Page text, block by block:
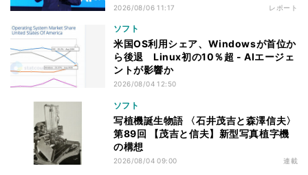
2026/08/06 11:17 レポート
ソフト
米国OS利用シェア、Windowsが首位か
ら後退 Linux初の10％超 - AIエージェ
ントが影響か
2026/08/04 12:50
ソフト
写植機誕生物語 〈石井茂吉と森澤信夫〉
第89回 【茂吉と信夫】新型写真植字機
の構想
2026/08/04 09:00 連載